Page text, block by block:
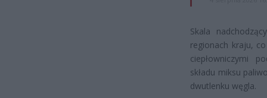
Skala
regionach kraju,
ciepłowniczymi
składu miksu
dwutlenku węgla.